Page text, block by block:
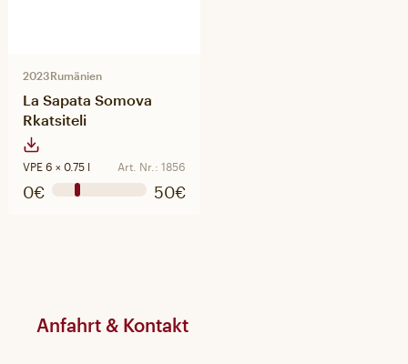
2023Rumänien
La Sapata Somova
Rkatsiteli
VPE 6 × 0.75 l Art. Nr.: 1856
0€ 50€
Anfahrt & Kontakt